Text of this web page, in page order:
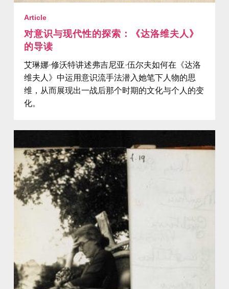
Article
对意识与现代性的探索：《达洛维夫人》
的导读
艾琳娜·修沃特讲述弗吉尼亚·伍尔夫如何在《达洛
维夫人》中运用意识流手法潜入她笔下人物的思
维，从而展现出一战后那个时期的文化与个人的变
化。